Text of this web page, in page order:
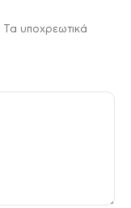
Τα υποχρεωτικά